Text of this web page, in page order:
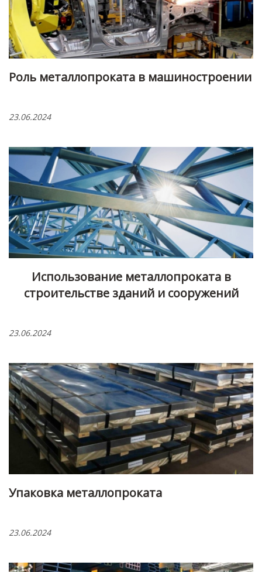
Роль металлопроката в машиностроении
23.06.2024
Использование металлопроката в
строительстве зданий и сооружений
23.06.2024
Упаковка металлопроката
23.06.2024